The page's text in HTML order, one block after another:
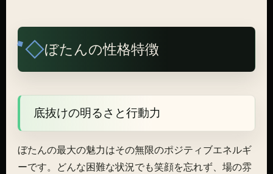
ぼたんの性格特徴
底抜けの明るさと行動力
ぼたんの最大の魅力はその無限のポジティブエネルギ
ーです。どんな困難な状況でも笑顔を忘れず、場の雰